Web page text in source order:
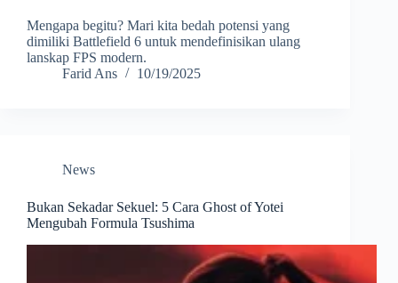
Mengapa begitu? Mari kita bedah potensi yang
dimiliki Battlefield 6 untuk mendefinisikan ulang
lanskap FPS modern.
Farid Ans
10/19/2025
News
Bukan Sekadar Sekuel: 5 Cara Ghost of Yotei
Mengubah Formula Tsushima